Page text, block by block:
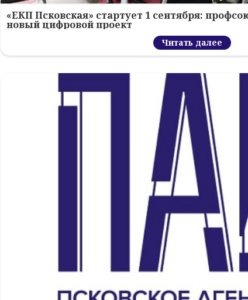
«ЕКП Псковская» стартует 1 сентября:
новый цифровой проект
Читать далее